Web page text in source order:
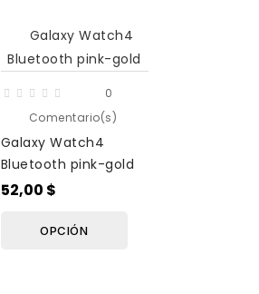
0
Comentario(s)
Galaxy Watch4
Bluetooth pink-gold
52,00 $
OPCIÓN